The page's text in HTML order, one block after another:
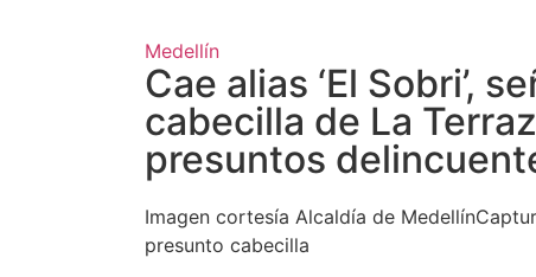
Medellín
Cae alias ‘El Sobri’,
cabecilla de La
presuntos
Imagen cortesía Alcaldía de
presunto cabecilla